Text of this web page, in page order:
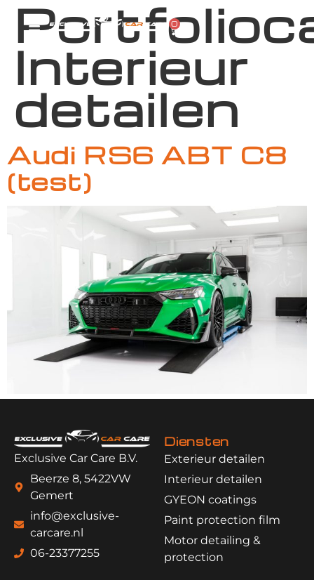
0
Interieur
detailen
Audi RS6 ABT C8
(test)
Exclusive Car Care B.V.
Beerze 8, 5422VW
Gemert
info@exclusive-
carcare.nl
06-23377255
Diensten
Exterieur detailen
Interieur detailen
GYEON coatings
Paint protection film
Motor detailing &
protection